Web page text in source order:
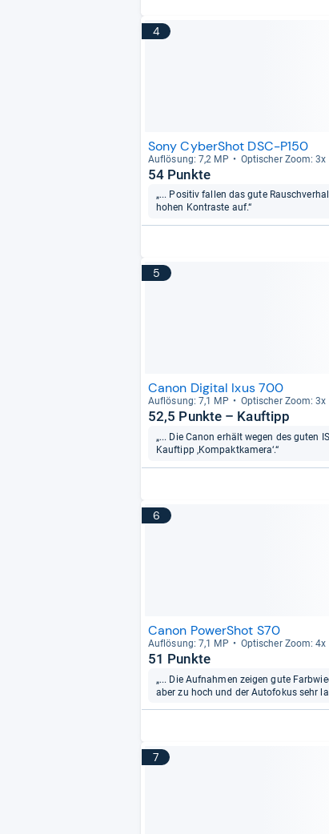
4
Sony CyberShot DSC-P150
Auf­lö­sung: 7,2 MP Opti­scher Zoom: 3x
54 Punkte
„... Positiv fallen das gute
hohen Kontraste auf.“
5
Canon Digital Ixus 700
Auf­lö­sung: 7,1 MP Opti­scher Zoom: 3x
52,5 Punkte – Kauftipp
„... Die Canon erhält wegen des guten
Kauftipp ‚Kompaktkamera‘.“
6
Canon PowerShot S70
Auf­lö­sung: 7,1 MP Opti­scher Zoom: 4x
51 Punkte
„... Die Aufnahmen zeigen gute
aber zu hoch und der Autofokus sehr
7